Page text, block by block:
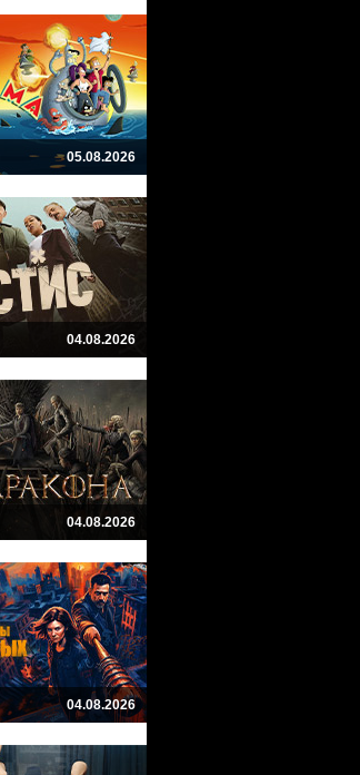
05.08.2026
04.08.2026
04.08.2026
04.08.2026